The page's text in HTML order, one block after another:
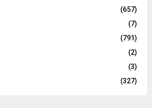
(657)
(7)
(791)
(2)
(3)
(327)